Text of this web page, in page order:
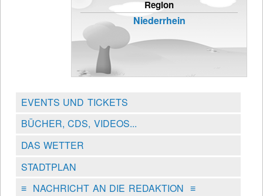
Region
Niederrhein
EVENTS UND TICKETS
BÜCHER, CDS, VIDEOS...
DAS WETTER
STADTPLAN
≡NACHRICHT AN DIE REDAKTION ≡